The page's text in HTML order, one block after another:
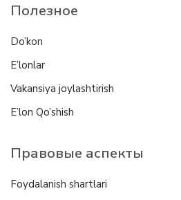
Полезное
Do’kon
E’lonlar
Vakansiya joylashtirish
E’lon Qo’shish
Правовые аспекты
Foydalanish shartlari